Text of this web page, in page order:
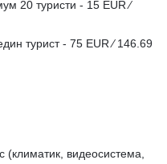
20 туристи - 15 EUR ∕
турист - 75 EUR ∕ 146.69
(климатик, видеосистема,